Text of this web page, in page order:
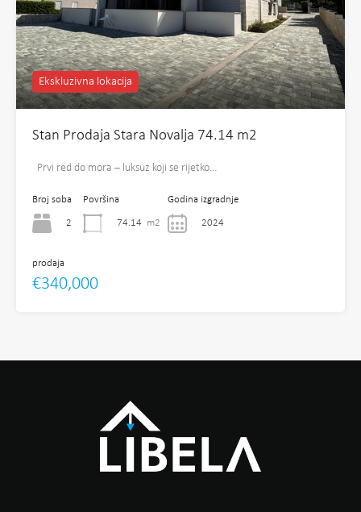
Ekskluzivna lokacija
Stan Prodaja Stara Novalja 74.14 m2
Prvi red do mora – luksuz koji se rijetko…
Broj soba
2
Površina
74.14 m2
Godina izgradnje
2024
prodaja
€340,000